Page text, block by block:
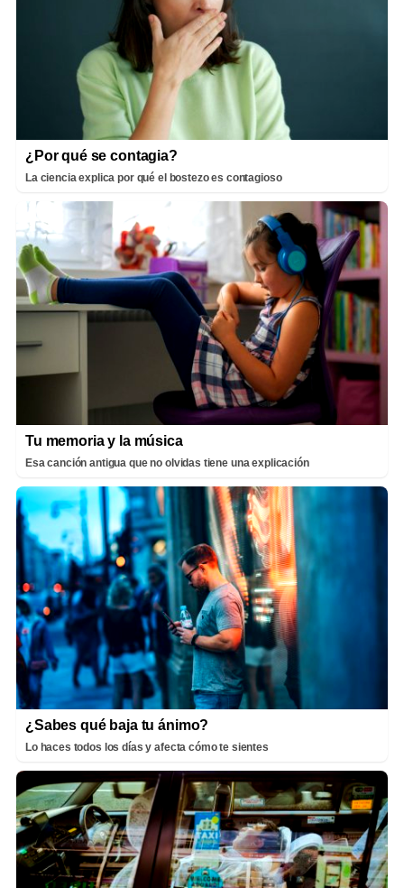
¿Por qué se contagia?
La ciencia explica por qué el bostezo es contagioso
Tu memoria y la música
Esa canción antigua que no olvidas tiene una explicación
¿Sabes qué baja tu ánimo?
Lo haces todos los días y afecta cómo te sientes